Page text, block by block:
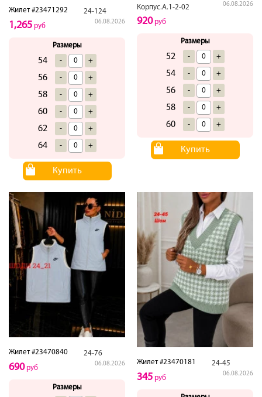
Жилет #23471292 24-124
06.08.2026
1,265 руб
Размеры
54 - +
56 - +
58 - +
60 - +
62 - +
64 - +
Купить
Корпус.А.1-2-02
06.08.2026
920руб
Размеры
52 - +
54 - +
56 - +
58 - +
60 - +
Купить
Жилет #23470840 24-76
06.08.2026
690руб
Размеры
Жилет #23470181 24-45
06.08.2026
345 руб